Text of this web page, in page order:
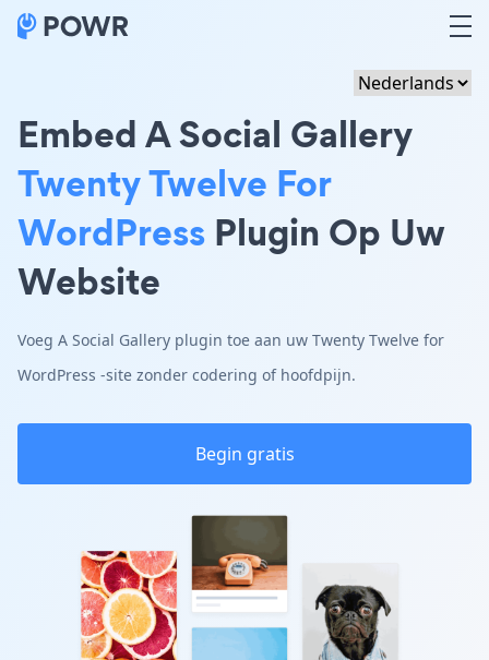
Embed A Social Gallery
Twenty Twelve For
WordPress Plugin Op Uw
Website
Voeg A Social Gallery plugin toe aan uw Twenty Twelve for
WordPress -site zonder codering of hoofdpijn.
Begin gratis